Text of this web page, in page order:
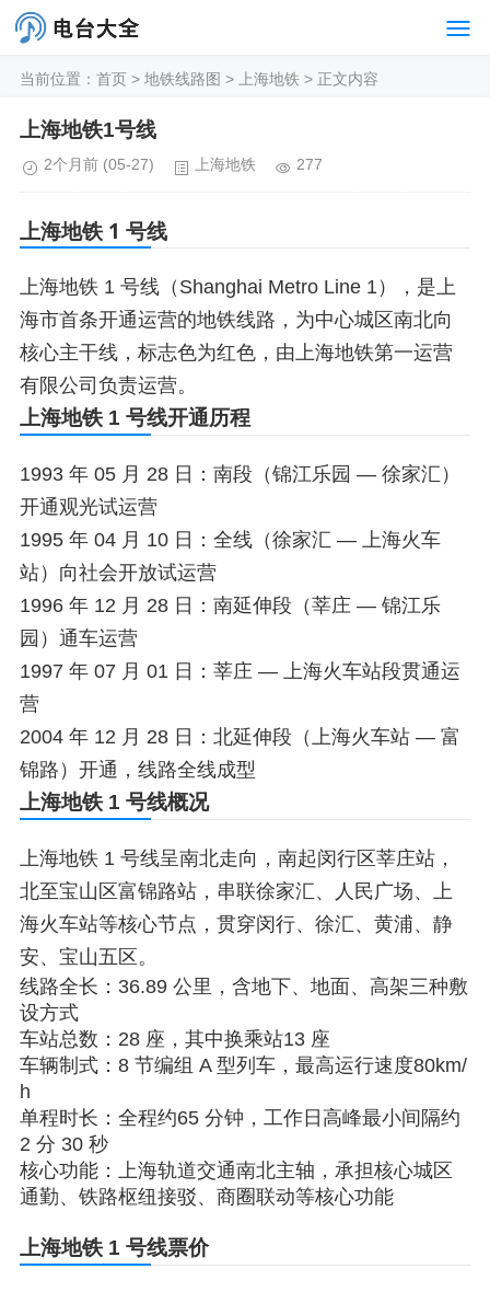
当前位置： 首页 > 地铁线路图 > 上海地铁 > 正文内容
上海地铁1号线
2个月前 (05-27) 上海地铁 277
上海地铁1 号线
上海地铁 1 号线（Shanghai Metro Line 1），是上
海市首条开通运营的地铁线路，为中心城区南北向
核心主干线，标志色为红色，由上海地铁第一运营
有限公司负责运营。
上海地铁 1 号线开通历程
1993 年 05 月 28 日：南段（锦江乐园 — 徐家汇）
开通观光试运营
1995 年 04 月 10 日：全线（徐家汇 — 上海火车
站）向社会开放试运营
1996 年 12 月 28 日：南延伸段（莘庄 — 锦江乐
园）通车运营
1997 年 07 月 01 日：莘庄 — 上海火车站段贯通运
营
2004 年 12 月 28 日：北延伸段（上海火车站 — 富
锦路）开通，线路全线成型
上海地铁 1 号线概况
上海地铁 1 号线呈南北走向，南起闵行区莘庄站，
北至宝山区富锦路站，串联徐家汇、人民广场、上
海火车站等核心节点，贯穿闵行、徐汇、黄浦、静
安、宝山五区。
线路全长：36.89 公里，含地下、地面、高架三种敷
设方式
车站总数：28 座，其中换乘站13 座
车辆制式：8 节编组 A 型列车，最高运行速度80km/
h
单程时长：全程约65 分钟，工作日高峰最小间隔约
2 分 30 秒
核心功能：上海轨道交通南北主轴，承担核心城区
通勤、铁路枢纽接驳、商圈联动等核心功能
上海地铁 1 号线票价